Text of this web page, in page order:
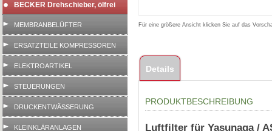
BECKER Drehschieber, ölfrei
MEMBRANBELÜFTER
ERSATZTEILE KOMPRESSOREN
ELEKTROARTIKEL
STEUERUNGEN
DRUCKENTWÄSSERUNG
KLEINKLÄRANLAGEN
Für eine größere Ansicht klicken Sie auf das
Details
PRODUKTBESCHREIBUNG
Luftfilter für Yasunaga /